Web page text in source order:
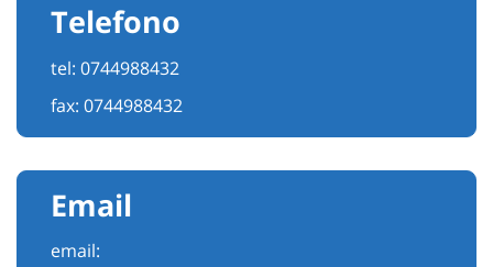
Telefono
tel: 0744988432
fax: 0744988432
Email
email: